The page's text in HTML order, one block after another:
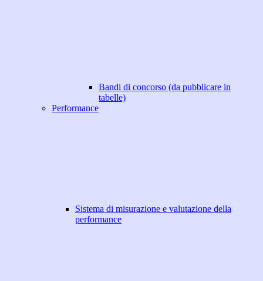
Bandi di concorso (da pubblicare in
tabelle)
Performance
Sistema di misurazione e valutazione della
performance